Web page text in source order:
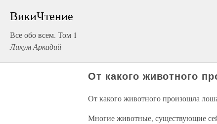
ВикиЧтение
Все обо всем. Том 1
Ликум Аркадий
От какого животного
От какого животного произошла
Многие животные, существующие